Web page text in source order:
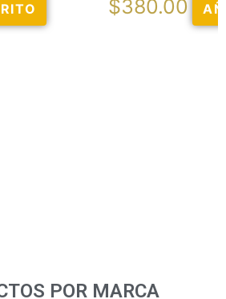
AÑADIR AL CARRITO
POR MARCA